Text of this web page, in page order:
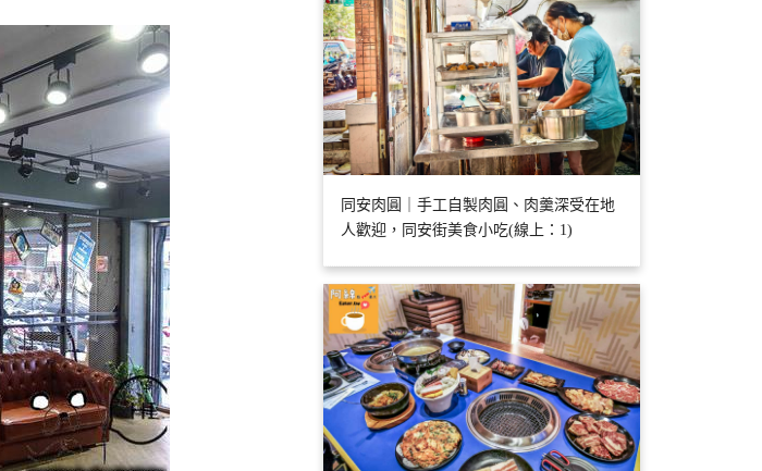
同安肉圓｜手工自製肉圓、肉羹深受在地
人歡迎，同安街美食小吃(線上：1)